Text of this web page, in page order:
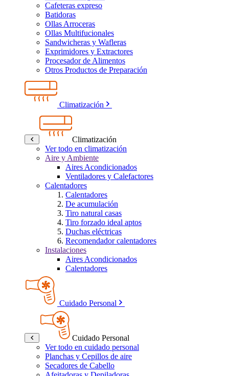
Cafeteras expreso
Batidoras
Ollas Arroceras
Ollas Multifucionales
Sandwicheras y Wafleras
Exprimidores y Extractores
Procesador de Alimentos
Otros Productos de Preparación
Climatización
Climatización
Ver todo en climatización
Aire y Ambiente
Aires Acondicionados
Ventiladores y Calefactores
Calentadores
Calentadores
De acumulación
Tiro natural casas
Tiro forzado ideal aptos
Duchas eléctricas
Recomendador calentadores
Instalaciones
Aires Acondicionados
Calentadores
Cuidado Personal
Cuidado Personal
Ver todo en cuidado personal
Planchas y Cepillos de aire
Secadores de Cabello